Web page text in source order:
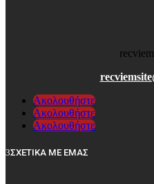
recviem
Ακολουθήστε
Ακολουθήστε
Ακολουθήστε
ΣΧΕΤΙΚΑ ΜΕ ΕΜΑΣ